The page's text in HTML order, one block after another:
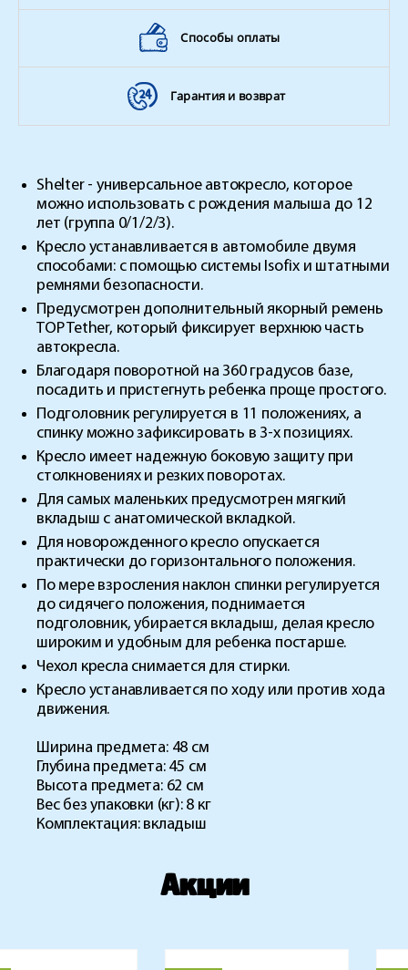
Способы оплаты
Гарантия и возврат
Shelter - универсальное автокресло, которое
можно использовать с рождения малыша до 12
лет (группа 0/1/2/3).
Кресло устанавливается в автомобиле двумя
способами: с помощью системы Isofix и штатными
ремнями безопасности.
Предусмотрен дополнительный якорный ремень
TOP Tether, который фиксирует верхнюю часть
автокресла.
Благодаря поворотной на 360 градусов базе,
посадить и пристегнуть ребенка проще простого.
Подголовник регулируется в 11 положениях, а
спинку можно зафиксировать в 3-х позициях.
Кресло имеет надежную боковую защиту при
столкновениях и резких поворотах.
Для самых маленьких предусмотрен мягкий
вкладыш с анатомической вкладкой.
Для новорожденного кресло опускается
практически до горизонтального положения.
По мере взросления наклон спинки регулируется
до сидячего положения, поднимается
подголовник, убирается вкладыш, делая кресло
широким и удобным для ребенка постарше.
Чехол кресла снимается для стирки.
Кресло устанавливается по ходу или против хода
движения.
Ширина предмета: 48 см
Глубина предмета: 45 см
Высота предмета: 62 см
Вес без упаковки (кг): 8 кг
Комплектация: вкладыш
Акции